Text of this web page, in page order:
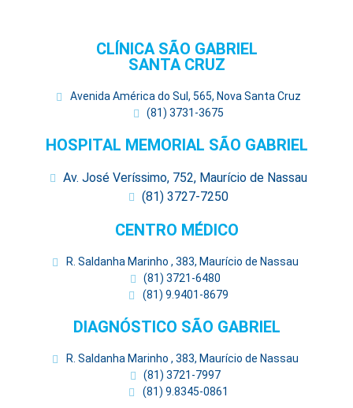
CLÍNICA SÃO GABRIEL
SANTA CRUZ
Avenida América do Sul, 565, Nova Santa Cruz
(81) 3731-3675
HOSPITAL MEMORIAL SÃO GABRIEL
Av. José Veríssimo, 752, Maurício de Nassau
(81) 3727-7250
CENTRO MÉDICO
R. Saldanha Marinho , 383, Maurício de Nassau
(81) 3721-6480
(81) 9.9401-8679
DIAGNÓSTICO SÃO GABRIEL
R. Saldanha Marinho , 383, Maurício de Nassau
(81) 3721-7997
(81) 9.8345-0861